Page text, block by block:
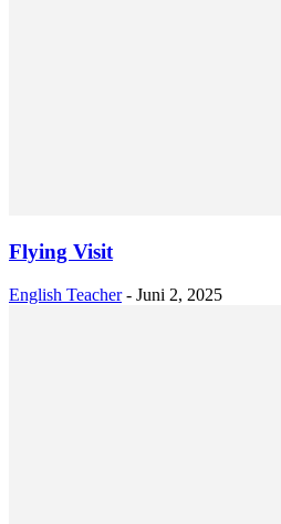
Flying Visit
English Teacher - Juni 2, 2025